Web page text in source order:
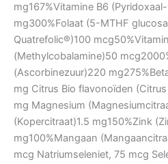
mg167%Vitamine B6
mg300%Folaat (5-MTHF
Quatrefolic®)100
(Methylcobalamine)50
(Ascorbinezuur)220
mg Citrus Bio flavonoïden
mg Magnesium
(Kopercitraat)1.5 mg150%Zink
mg100%Mangaan
mcg Natriumseleniet, 75 mcg